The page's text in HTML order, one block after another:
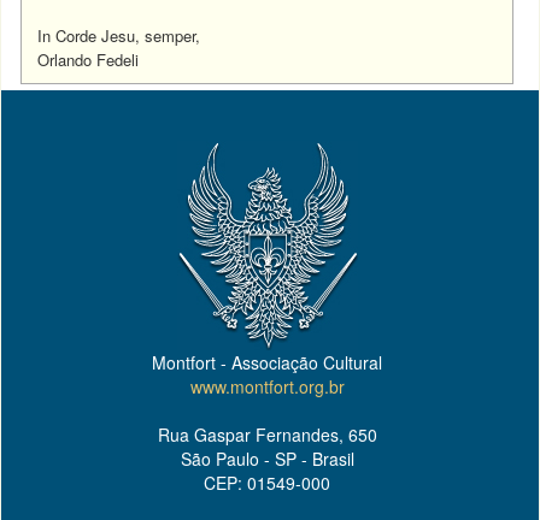
In Corde Jesu, semper,
Orlando Fedeli
Montfort - Associação Cultural
www.montfort.org.br
Rua Gaspar Fernandes, 650
São Paulo - SP - Brasil
CEP: 01549-000